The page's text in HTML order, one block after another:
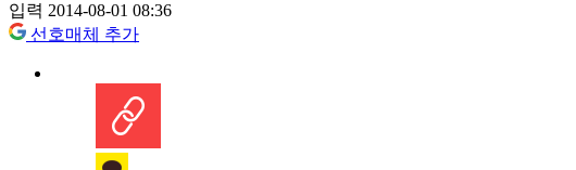
입력 2014-08-01 08:36
선호매체 추가